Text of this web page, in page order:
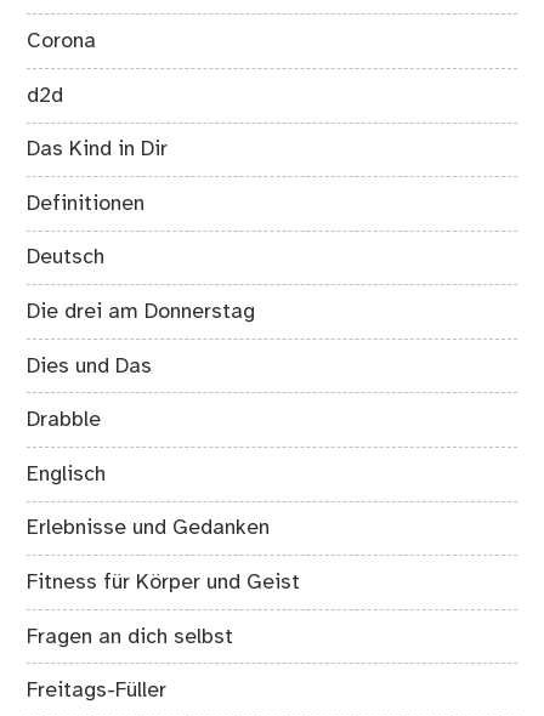
Corona
d2d
Das Kind in Dir
Definitionen
Deutsch
Die drei am Donnerstag
Dies und Das
Drabble
Englisch
Erlebnisse und Gedanken
Fitness für Körper und Geist
Fragen an dich selbst
Freitags-Füller